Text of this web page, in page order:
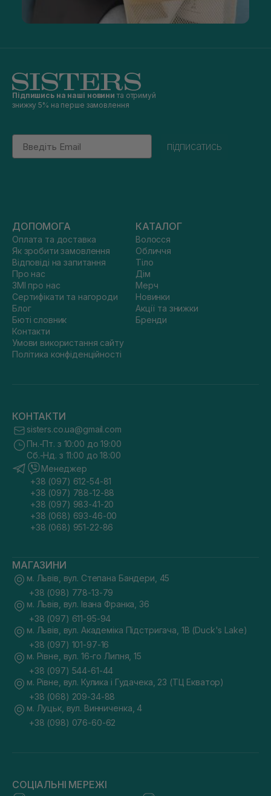
Підпишись на наші новини та отримуй
знижку 5% на перше замовлення
Email
підписатись
ДОПОМОГА
Оплата та доставка
Як зробити замовлення
Відповіді на запитання
Про нас
ЗМІ про нас
Сертифікати та нагороди
Блог
Бюті словник
Контакти
Умови використання сайту
Політика конфіденційності
КАТАЛОГ
Волосся
Обличчя
Тіло
Дім
Мерч
Новинки
Акції та знижки
Бренди
КОНТАКТИ
sisters.co.ua@gmail.com
Пн.-Пт. з 10:00 до 19:00
Сб.-Нд. з 11:00 до 18:00
Менеджер
+38 (097) 612-54-81
+38 (097) 788-12-88
+38 (097) 983-41-20
+38 (068) 693-46-00
+38 (068) 951-22-86
МАГАЗИНИ
м. Львів, вул. Степана Бандери, 45
+38 (098) 778-13-79
м. Львів, вул. Івана Франка, 36
+38 (097) 611-95-94
м. Львів, вул. Академіка Підстригача, 1В (Duck's Lake)
+38 (097) 101-97-16
м. Рівне, вул. 16-го Липня, 15
+38 (097) 544-61-44
м. Рівне, вул. Кулика і Гудачека, 23 (ТЦ Екватор)
+38 (068) 209-34-88
м. Луцьк, вул. Винниченка, 4
+38 (098) 076-60-62
СОЦІАЛЬНІ МЕРЕЖІ